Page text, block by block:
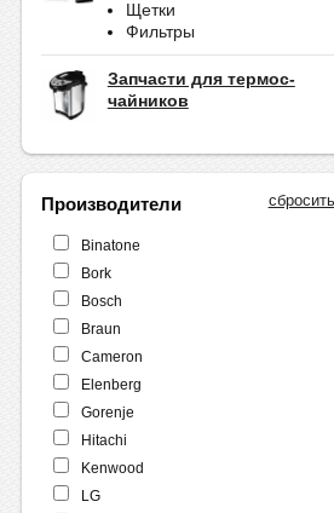
Щетки
Фильтры
Запчасти для термос-
чайников
Производители
Binatone
Bork
Bosch
Braun
Cameron
Elenberg
Gorenje
Hitachi
Kenwood
LG